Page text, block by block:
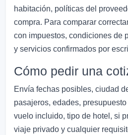
habitación, políticas del
compra. Para comparar
con impuestos, condiciones de
y servicios confirmados por
Cómo pedir una
Envía fechas posibles, ciudad
pasajeros, edades,
vuelo incluido, tipo de hotel, si
viaje privado y cualquier